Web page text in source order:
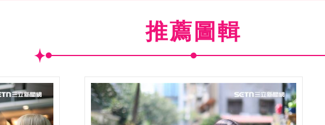
眾幫助募集小朋友的三餐，讓他們三餐不挨餓。（記者邱榮吉/
推薦圖輯